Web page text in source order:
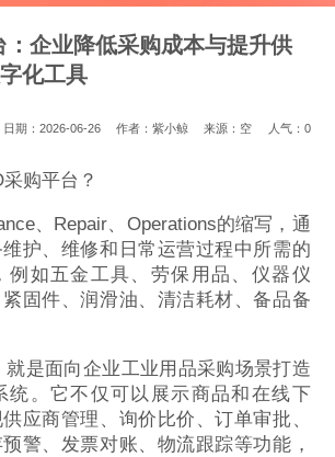
：企业降低采购成本与提升供
化工具
日期：2026-06-26 作者：紫小鲸 来源：空 人气： 0
购平台？
、Repair、Operations的缩写，通
护、维修和日常运营过程中所需的
例如五金工具、劳保用品、仪器仪
固件、润滑油、清洁耗材、备品备
就是面向企业工业用品采购场景打造
统。它不仅可以展示商品和在线下
应商管理、询价比价、订单审批、
警、发票对账、物流跟踪等功能，